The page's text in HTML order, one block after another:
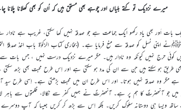
میرے نزدیک تو کتے بلیاں اور چوہے بھی مستحق ہیں کہ اُن کو بھی کھلانا پلانا
بات اَور بھی یاد رکھو ایک جماعت ہے جو صدقہ نہیں کھا سکتی، غریب ہے نادار
اپنی نسل کو صدقہ سے منع فرمایا ہے۔ (بخاری کتاب الزکوٰۃ باب اخذ صدقۃ
کوئی حرج نہیں کیونکہ وہ نادار ہیں۔ مگر میرے نزدیک درست نہیں ، جس
طریق ہو سکتے ہیں جن سے ان کی مدد ہو سکتی ہے اور اِس طرح محبت بھی بڑھ
ہے مگر وہ صدقہ نہیں ہوتا۔ اور اس طرح ان میں محبت بڑھتی ہے۔ اِسی طرح سید
میں جو آنحضرتؐ کا ہم پر ہے۔ آنحضرتؐ نے ہمیں کفر سے نکالا، ظلمتوں سے
ویسا ہی دوستانہ سلوک کریں۔ بلکہ اِس سے بڑھ کر کریں جیسا کہ آپ